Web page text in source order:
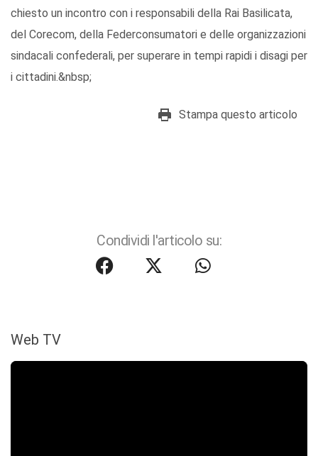
chiesto un incontro con i responsabili della Rai Basilicata,
del Corecom, della Federconsumatori e delle organizzazioni
sindacali confederali, per superare in tempi rapidi i disagi per
i cittadini.&nbsp;
Stampa questo articolo
Condividi l'articolo su:
Web TV